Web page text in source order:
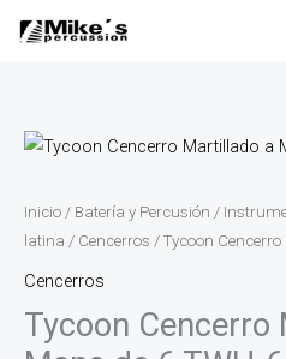
Inicio / Batería y Percusión /
latina / Cencerros / Tycoon
Cencerros
Tycoon Cencerro
Tycoon
Martillado
a
Mano
de